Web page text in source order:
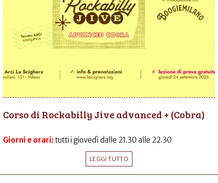
Corso di Rockabilly Jive advanced + (Cobra)
Giorni e orari:tutti i giovedì dalle 21.30 alle 22.30
LEGGI TUTTO